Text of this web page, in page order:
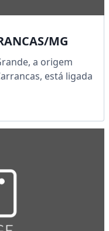
MG
a origem
está ligada